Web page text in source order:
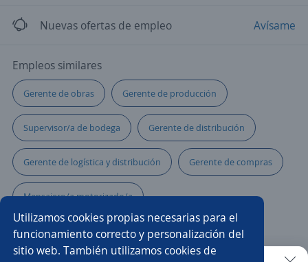
Utilizamos cookies propias necesarias para el
funcionamiento correcto y personalización del
sitio web. También utilizamos cookies de
Nuevas ofertas de empleo Avísame
Empleos similares
Gerente de obras Gerente de producción
Supervisor/a de bodega Gerente de distribución
Gerente de logística y distribución Gerente de compras
Mensajero/a motorizado/a
Gerente de logística y compras Gerente comercial